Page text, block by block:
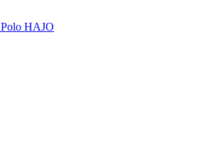
Polo HAJO